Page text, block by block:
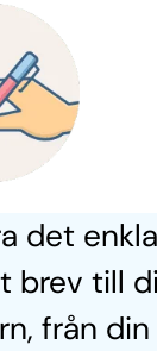
det
brev till
från